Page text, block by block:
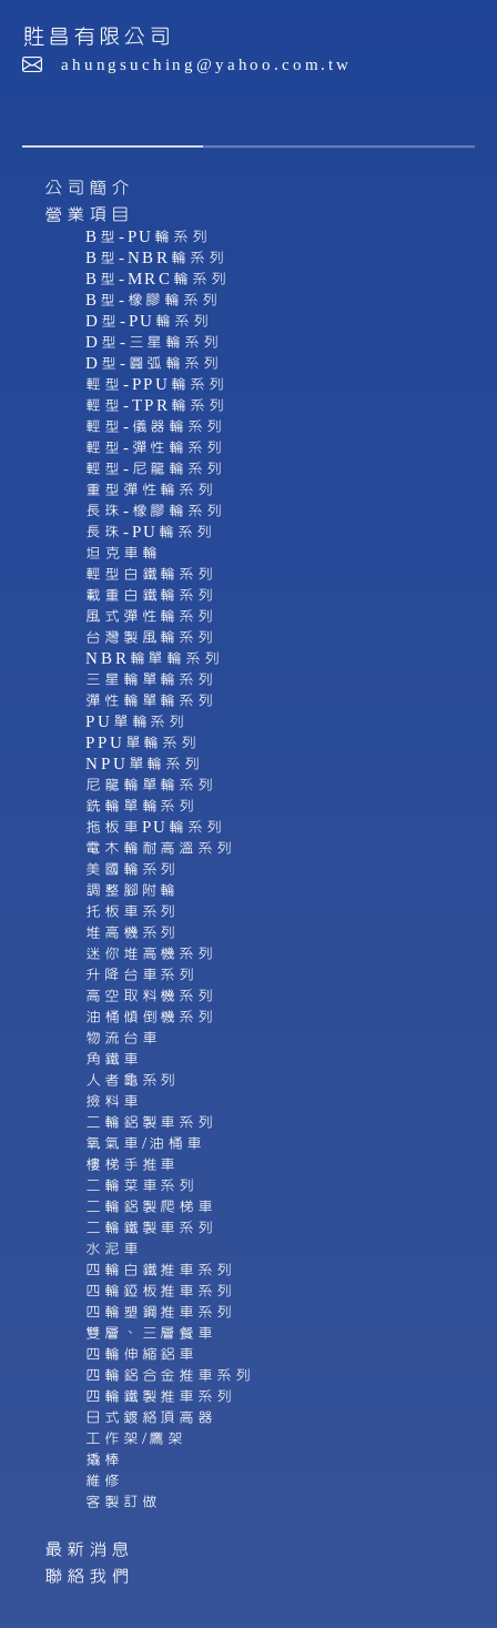
貹昌有限公司
ahungsuching@yahoo.com.tw
公司簡介
營業項目
B型-PU輪系列
B型-NBR輪系列
B型-MRC輪系列
B型-橡膠輪系列
D型-PU輪系列
D型-三星輪系列
D型-圓弧輪系列
輕型-PPU輪系列
輕型-TPR輪系列
輕型-儀器輪系列
輕型-彈性輪系列
輕型-尼龍輪系列
重型彈性輪系列
長珠-橡膠輪系列
長珠-PU輪系列
坦克車輪
輕型白鐵輪系列
載重白鐵輪系列
風式彈性輪系列
台灣製風輪系列
NBR輪單輪系列
三星輪單輪系列
彈性輪單輪系列
PU單輪系列
PPU單輪系列
NPU單輪系列
尼龍輪單輪系列
銑輪單輪系列
拖板車PU輪系列
電木輪耐高溫系列
美國輪系列
調整腳附輪
托板車系列
堆高機系列
迷你堆高機系列
升降台車系列
高空取料機系列
油桶傾倒機系列
物流台車
角鐵車
人者龜系列
撿料車
二輪鋁製車系列
氧氣車/油桶車
樓梯手推車
二輪菜車系列
二輪鋁製爬梯車
二輪鐵製車系列
水泥車
四輪白鐵推車系列
四輪錏板推車系列
四輪塑鋼推車系列
雙層、三層餐車
四輪伸縮鋁車
四輪鋁合金推車系列
四輪鐵製推車系列
日式鍍絡頂高器
工作架/鷹架
撬棒
維修
客製訂做
最新消息
聯絡我們